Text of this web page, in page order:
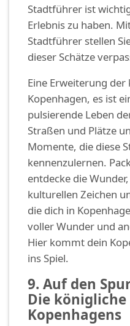
Stadtführer ist
Erlebnis zu haben.
Stadtführer stellen
dieser Schätze
Eine Erweiterung
Kopenhagen, es ist
pulsierende Leben
Straßen und Plätze
Momente, die diese
kennenzulernen.
entdecke die
kulturellen Zeichen
die dich in
voller Wunder und
Hier kommt dein
ins Spiel.
9. Auf den
Die königliche
Kopenhagens